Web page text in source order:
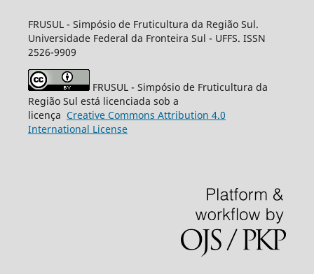
FRUSUL - Simpósio de Fruticultura da Região Sul.
Universidade Federal da Fronteira Sul - UFFS. ISSN
2526-9909
FRUSUL - Simpósio de Fruticultura da
Região Sul está licenciada sob a
licença Creative Commons Attribution 4.0
International License